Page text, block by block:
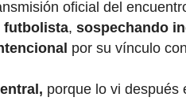
oficial del
futbolista, sospechando
por su vínculo
porque lo vi después